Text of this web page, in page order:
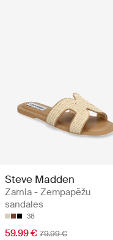
Steve Madden
Zarnia - Zempapēžu
sandales
38
59.99 € 79.99 €